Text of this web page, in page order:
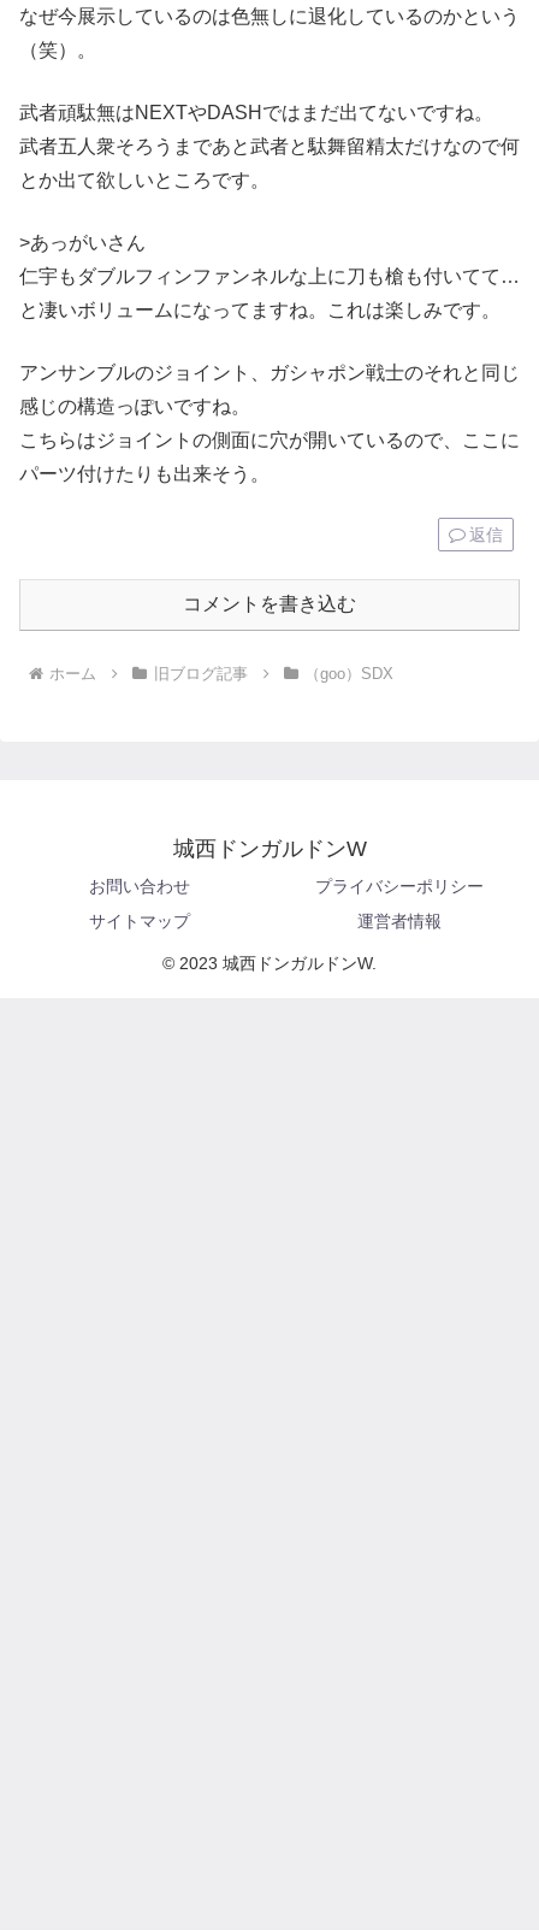
なぜ今展示しているのは色無しに退化しているのかという
（笑）。
武者頑駄無はNEXTやDASHではまだ出てないですね。
武者五人衆そろうまであと武者と駄舞留精太だけなので何
とか出て欲しいところです。
>あっがいさん
仁宇もダブルフィンファンネルな上に刀も槍も付いてて…
と凄いボリュームになってますね。これは楽しみです。
アンサンブルのジョイント、ガシャポン戦士のそれと同じ
感じの構造っぽいですね。
こちらはジョイントの側面に穴が開いているので、ここに
パーツ付けたりも出来そう。
返信
コメントを書き込む
ホーム 旧ブログ記事 （goo）SDX
城西ドンガルドンW
お問い合わせ
プライバシーポリシー
サイトマップ
運営者情報
© 2023 城西ドンガルドンW.